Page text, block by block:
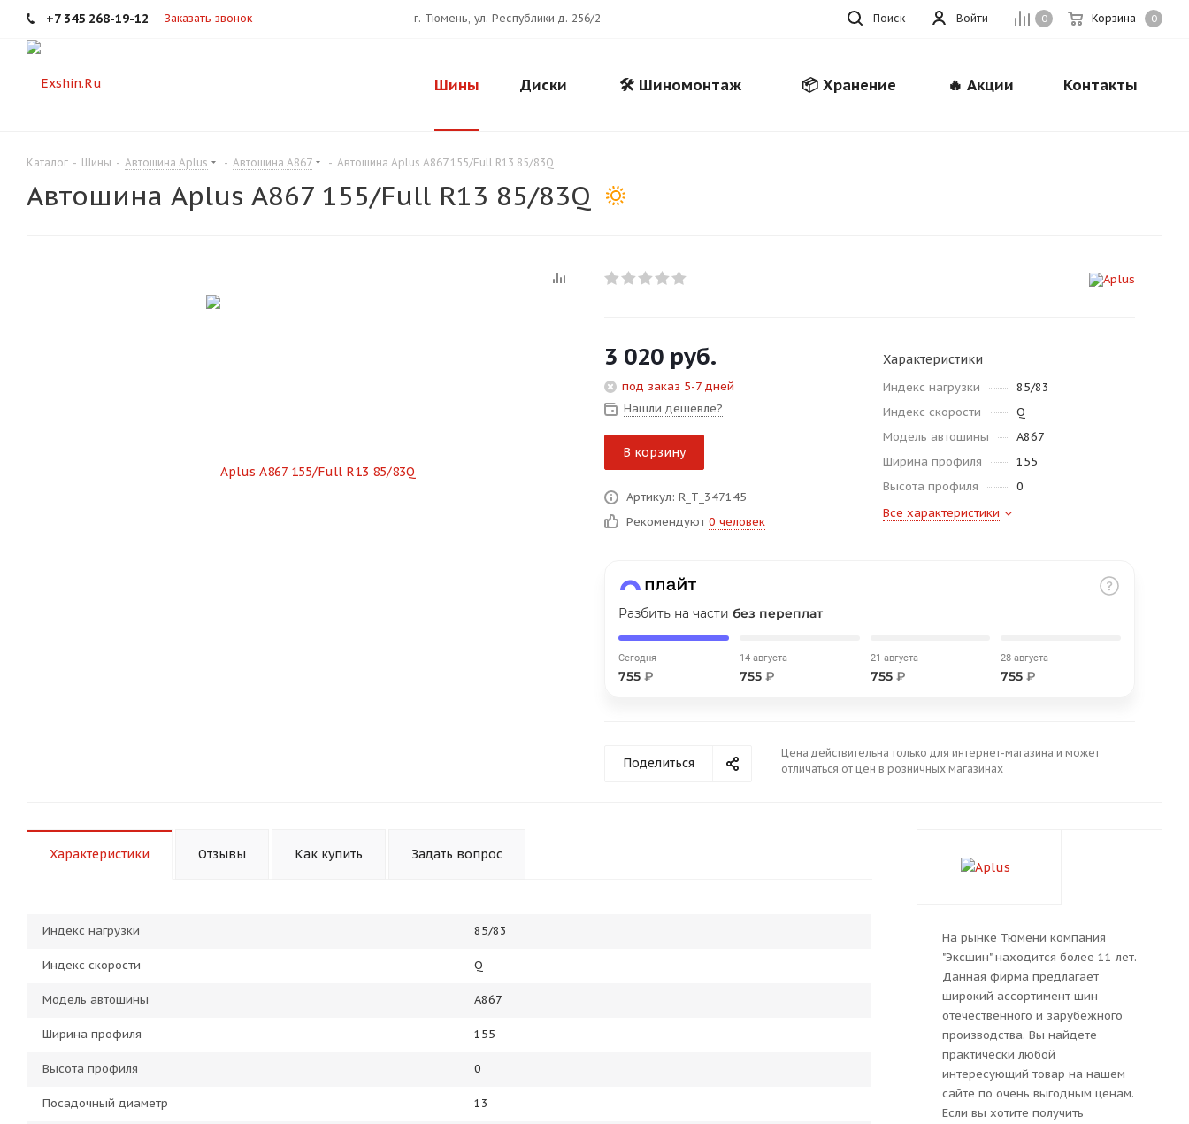
+7 345 268-19-12 Заказать звонок 0 Корзина 0
Войти
г. Тюмень, ул. Республики д. 256/2 Поиск
Шины Диски 🛠️ Шиномонтаж 📦 Хранение 🔥 Акции Контакты
Каталог - Шины - Автошина Aplus - Автошина A867 - Автошина Aplus A867 155/Full R13 85/83Q
Автошина Aplus A867 155/Full R13 85/83Q
3 020 руб.
под заказ 5-7 дней
Нашли дешевле?
В корзину
Артикул: R_T_347145
Рекомендуют 0 человек
Характеристики
Индекс нагрузки
85/83
Индекс скорости
Q
Модель автошины
A867
Ширина профиля
155
Высота профиля
0
Все характеристики
Разбить на части без переплат
Сегодня
755 ₽
14 августа
755 ₽
21 августа
755 ₽
28 августа
755₽
Поделиться
Цена действительна только для интернет-магазина и может
отличаться от цен в розничных магазинах
Характеристики Отзывы Как купить Задать вопрос
Индекс нагрузки 85/83
Индекс скорости Q
Модель автошины A867
Ширина профиля 155
Высота профиля 0
Посадочный диаметр 13
На рынке Тюмени компания
"Эксшин" находится более 11 лет.
Данная фирма предлагает
широкий ассортимент шин
отечественного и зарубежного
производства. Вы найдете
практически любой
интересующий товар на нашем
сайте по очень выгодным ценам.
Если вы хотите получить
без переплат